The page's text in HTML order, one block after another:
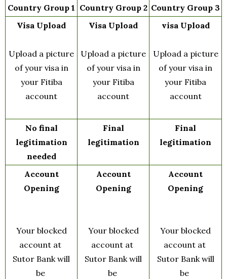
Country Group 1 Country Group 2 Country Group 3
Visa Upload
Upload a picture
of your visa in
your Fitiba
account
Visa Upload
Upload a picture
of your visa in
your Fitiba
account
visa Upload
Upload a picture
of your visa in
your Fitiba
account
No final
legitimation
needed
Final
legitimation
Final
legitimation
Account
Opening
Your blocked
account at
Sutor Bank will
be
Account
Opening
Your blocked
account at
Sutor Bank will
be
Account
Opening
Your blocked
account at
Sutor Bank will
be